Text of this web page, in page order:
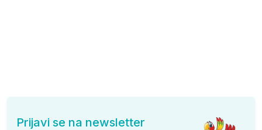
Prijavi se na newsletter